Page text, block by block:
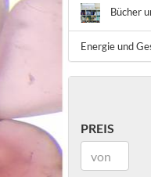
Bücher
Energie und
PREIS
Preis bis